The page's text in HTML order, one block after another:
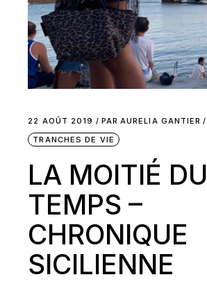
22 AOÛT 2019 PAR AURELIA GANTIER
TRANCHES DE VIE
LA MOITIÉ DU
TEMPS –
CHRONIQUE
SICILIENNE